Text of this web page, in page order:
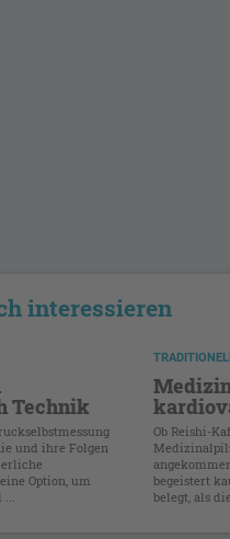
interessieren
Technik
und ihre Folgen
Option, um
Ob Reishi-
begeistert
belegt, als